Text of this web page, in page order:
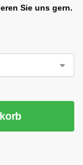
Sie uns gern.